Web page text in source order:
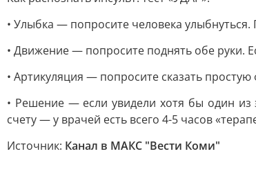
• Улыбка — попросите человека
• Движение — попросите поднять обе руки.
• Артикуляция — попросите сказать
• Решение — если увидели хотя бы один из
счету — у врачей есть всего 4-5 часов
Источник: Канал в МАКС "Вести Коми"